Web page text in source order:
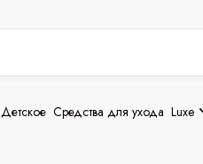
Детское Средства для ухода Luxe